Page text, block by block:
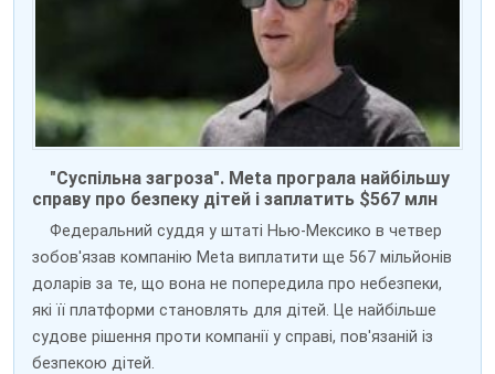
"Суспільна загроза". Meta програла найбільшу
справу про безпеку дітей і заплатить $567 млн
Федеральний суддя у штаті Нью-Мексико в четвер
зобов'язав компанію Meta виплатити ще 567 мільйонів
доларів за те, що вона не попередила про небезпеки,
які її платформи становлять для дітей. Це найбільше
судове рішення проти компанії у справі, пов'язаній із
безпекою дітей.